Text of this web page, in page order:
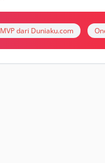
MVP dari Duniaku.com